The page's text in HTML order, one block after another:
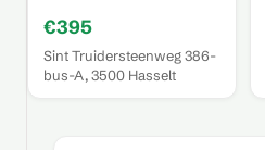
€395
Sint Truidersteenweg 386-
bus-A, 3500 Hasselt